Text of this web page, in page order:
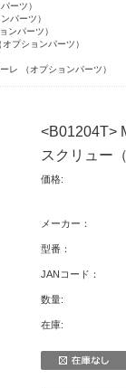
ーツ）
パーツ）
ンパーツ）
プションパーツ）
レ （オプションパーツ）
<B01204T>
スクリュー
価格:
メーカー：
型番：
JANコード：
数量:
在庫: